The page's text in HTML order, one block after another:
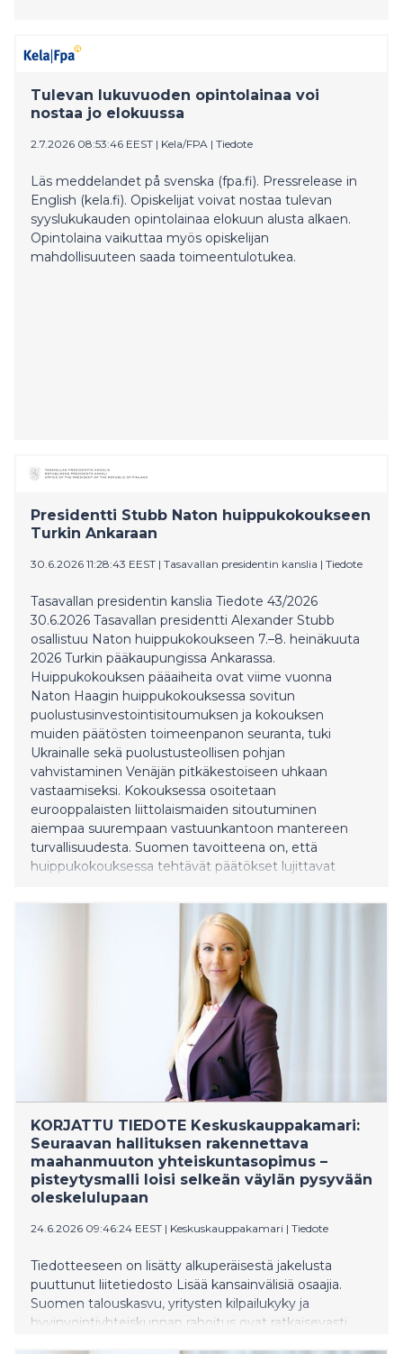
Tulevan lukuvuoden opintolainaa voi
nostaa jo elokuussa
2.7.2026 08:53:46 EEST | Kela/FPA | Tiedote
Läs meddelandet på svenska (fpa.fi). Pressrelease in
English (kela.fi). Opiskelijat voivat nostaa tulevan
syyslukukauden opintolainaa elokuun alusta alkaen.
Opintolaina vaikuttaa myös opiskelijan
mahdollisuuteen saada toimeentulotukea.
Presidentti Stubb Naton huippukokoukseen
Turkin Ankaraan
30.6.2026 11:28:43 EEST | Tasavallan presidentin kanslia | Tiedote
Tasavallan presidentin kanslia Tiedote 43/2026
30.6.2026 Tasavallan presidentti Alexander Stubb
osallistuu Naton huippukokoukseen 7.–8. heinäkuuta
2026 Turkin pääkaupungissa Ankarassa.
Huippukokouksen pääaiheita ovat viime vuonna
Naton Haagin huippukokouksessa sovitun
puolustusinvestointisitoumuksen ja kokouksen
muiden päätösten toimeenpanon seuranta, tuki
Ukrainalle sekä puolustusteollisen pohjan
vahvistaminen Venäjän pitkäkestoiseen uhkaan
vastaamiseksi. Kokouksessa osoitetaan
eurooppalaisten liittolaismaiden sitoutuminen
aiempaa suurempaan vastuunkantoon mantereen
turvallisuudesta. Suomen tavoitteena on, että
huippukokouksessa tehtävät päätökset lujittavat
annettavan tuen jatkuvuuden. Presidentti Stubb
osallistuu tiistaina 7. heinäkuuta Naton
puolustusteollisuusfoorumiin, jossa hän osallistuu
paneelikeskusteluun koko yhteiskunnan kattavasta
teollisuuden varautumisesta. Illalla vuorossa on Turkin
presidentti Recep Tayyip Erdoğanin ja häne
KORJATTU TIEDOTE Keskuskauppakamari:
Seuraavan hallituksen rakennettava
maahanmuuton yhteiskuntasopimus –
pisteytysmalli loisi selkeän väylän pysyvään
oleskelulupaan
24.6.2026 09:46:24 EEST | Keskuskauppakamari | Tiedote
Tiedotteeseen on lisätty alkuperäisestä jakelusta
puuttunut liitetiedosto Lisää kansainvälisiä osaajia.
Suomen talouskasvu, yritysten kilpailukyky ja
hyvinvointiyhteiskunnan rahoitus ovat ratkaisevasti